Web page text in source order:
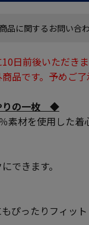
品に関するお問い合
日前後いただきま
品です。予めご了
りの一枚 ◆
素材を使用した着
できます。
ぴったりフィット